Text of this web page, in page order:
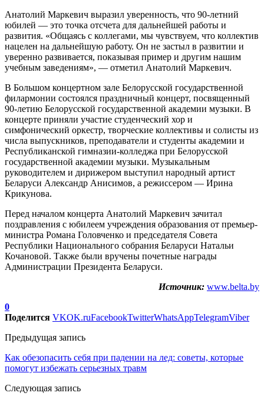
Анатолий Маркевич выразил уверенность, что 90-летний
юбилей — это точка отсчета для дальнейшей работы и
развития. «Общаясь с коллегами, мы чувствуем, что коллектив
нацелен на дальнейшую работу. Он не застыл в развитии и
уверенно развивается, показывая пример и другим нашим
учебным заведениям», — отметил Анатолий Маркевич.
В Большом концертном зале Белорусской государственной
филармонии состоялся праздничный концерт, посвященный
90-летию Белорусской государственной академии музыки. В
концерте приняли участие студенческий хор и
симфонический оркестр, творческие коллективы и солисты из
числа выпускников, преподаватели и студенты академии и
Республиканской гимназии-колледжа при Белорусской
государственной академии музыки. Музыкальным
руководителем и дирижером выступил народный артист
Беларуси Александр Анисимов, а режиссером — Ирина
Крикунова.
Перед началом концерта Анатолий Маркевич зачитал
поздравления с юбилеем учреждения образования от премьер-
министра Романа Головченко и председателя Совета
Республики Национального собрания Беларуси Натальи
Кочановой. Также были вручены почетные награды
Администрации Президента Беларуси.
Источник: www.belta.by
0
Поделится VKOK.ruFacebookTwitterWhatsAppTelegramViber
Предыдущая запись
Как обезопасить себя при падении на лед: советы, которые
помогут избежать серьезных травм
Следующая запись